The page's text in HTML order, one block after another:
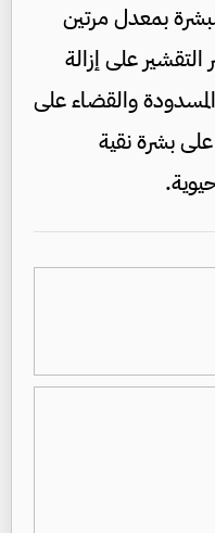
بمعدل مرتين
على إزالة
المسدودة والقضاء على
بشرة نقية